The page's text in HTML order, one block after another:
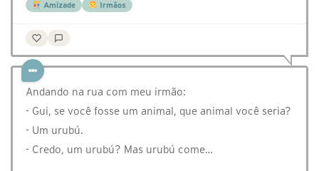
Amizade Irmãos
Andando na rua com meu irmão:
- Gui, se você fosse um animal, que animal você seria?
- Um urubú.
- Credo, um urubú? Mas urubú come…